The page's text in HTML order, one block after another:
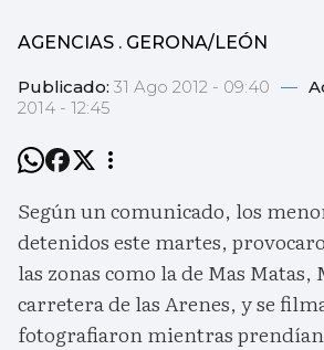
AGENCIAS . GERONA/LEÓN
Publicado: 31 Ago 2012 - 09:40 —
2014 - 12:45
Según un comunicado, los
detenidos este martes,
las zonas como la de Mas Matas,
carretera de las Arenes, y se
fotografiaron mientras prendían